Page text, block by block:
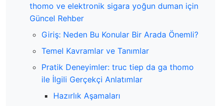
thomo ve elektronik sigara yoğun duman için
Güncel Rehber
Giriş: Neden Bu Konular Bir Arada Önemli?
Temel Kavramlar ve Tanımlar
Pratik Deneyimler: truc tiep da ga thomo
ile İlgili Gerçekçi Anlatımlar
Hazırlık Aşamaları